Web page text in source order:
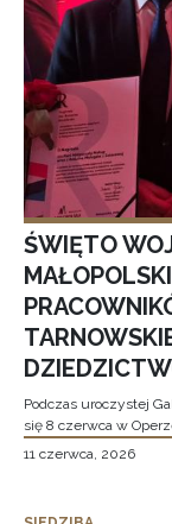
ŚWIĘTO
Podczas uroczystej
się 8 czerwca w
11 czerwca, 2026